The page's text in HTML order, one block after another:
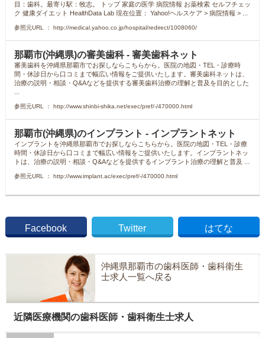
目：歯科。最寄り駅：牧志。 トップ 家庭の医学 病院情報 お薬検索 セルフチェッ
ク 健康ダイエット HealthData Lab 現在位置： Yahoo!ヘルスケア > 病院情報 > ...
参照元URL ： http://medical.yahoo.co.jp/hospital/redirect/1008060/
那覇市(沖縄県)の審美歯科 - 審美歯科ネット
審美歯科を沖縄県那覇市でお探しならこちらから。医院の地図・TEL・診療時
間・休診日から口コミまで幅広い情報をご提供いたします。審美歯科ネットは、
治療の説明・相談・Q&Aなどを提供する審美歯科治療の理解と普及を目的とした
...
参照元URL ： http://www.shinbi-shika.net/exec/pref/-/470000.html
那覇市(沖縄県)のインプラント - インプラントネット
インプラントを沖縄県那覇市でお探しならこちらから。医院の地図・TEL・診療
時間・休診日から口コミまで幅広い情報をご提供いたします。インプラントネッ
トは、治療の説明・相談・Q&Aなどを提供するインプラント治療の理解と普及 ...
参照元URL ： http://www.implant.ac/exec/pref/-/470000.html
Facebook Twitter はてな
沖縄県那覇市の歯科医師・歯科衛生
士求人一覧へ戻る
近隣医療機関の歯科医師・歯科衛生士求人